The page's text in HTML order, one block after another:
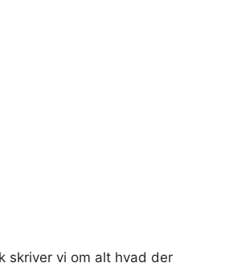
skriver vi om alt hvad der